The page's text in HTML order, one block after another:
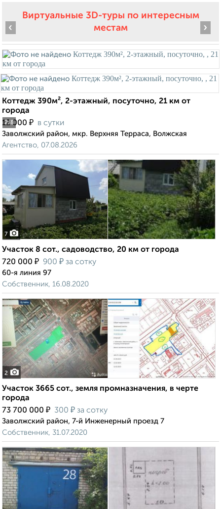
Виртуальные 3D-туры по интересным
местам
2/8
‹ ›
Коттедж 390м², 2-этажный, посуточно, 21 км от
города
12 000 ₽ в сутки
Заволжский район, мкр. Верхняя Терраса, Волжская
Агентство, 07.08.2026
7
Участок 8 сот., садоводство, 20 км от города
720 000 ₽ 900 ₽ за сотку
60-я линия 97
Собственник, 16.08.2020
2
Участок 3665 сот., земля промназначения, в черте
города
73 700 000 ₽ 300 ₽ за сотку
Заволжский район, 7-й Инженерный проезд 7
Собственник, 31.07.2020